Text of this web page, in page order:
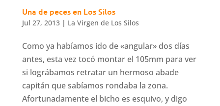
Una de peces en Los Silos
Jul 27, 2013| La Virgen de Los Silos
Como ya habíamos ido de «angular» dos días
antes, esta vez tocó montar el 105mm para ver
si lográbamos retratar un hermoso abade
capitán que sabíamos rondaba la zona.
Afortunadamente el bicho es esquivo, y digo